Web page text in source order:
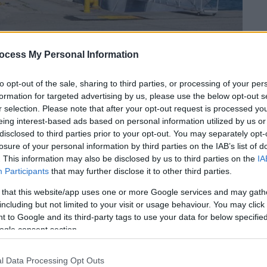
My Personal Information
opt-out of the sale, sharing to third parties, or processing of your
for targeted advertising by us, please use the below opt-out
selection. Please note that after your opt-out request is processed
interest-based ads based on personal information utilized by us
to third parties prior to your opt-out. You may separately
of your personal information by third parties on the IAB’s list of
This information may also be disclosed by us to third parties on the
Participants that may further disclose it to other third parties.
that this website/app uses one or more Google services and may
but not limited to your visit or usage behaviour. You may
to Google and its third-party tags to use your data for below
consent section.
Data Processing Opt Outs
το ΕΘΝΟΣ στη Google
τις τελευταίες ημέρες για να καλύψει
, όσο και τωνκέντρων υγείας στα νησιά